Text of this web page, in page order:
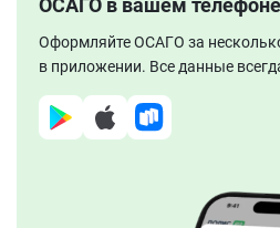
ОСАГО в вашем телефоне
Оформляйте ОСАГО за
в приложении. Все данные